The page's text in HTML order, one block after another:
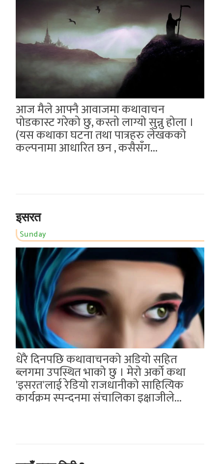
आज मैले आफ्नै आवाजमा कथावाचन
पोडकास्ट गरेको छु, कस्तो लाग्यो सुन्नु होला ।
(यस कथाका घटना तथा पात्रहरु लेखकको
कल्पनामा आधारित छन , कसैसँग...
इसरत
Sunday
धेरै दिनपछि कथावाचनको अडियो सहित
ब्लगमा उपस्थित भाको छु । मेरो अर्को कथा
'इसरत'लाई रेडियो राजधानीको साहित्यिक
कार्यक्रम स्पन्दनमा संचालिका इक्षाजीले...